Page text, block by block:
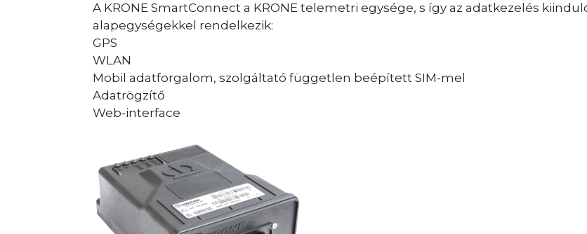
A KRONE SmartConnect a KRONE telemetri egysége, s így az adatkezelés
alapegységekkel rendelkezik:
GPS
WLAN
Mobil adatforgalom, szolgáltató független beépített SIM-mel
Adatrögzítő
Web-interface